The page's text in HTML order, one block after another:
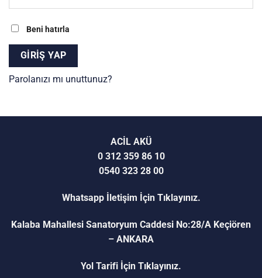
Beni hatırla
GIRIŞ YAP
Parolanızı mı unuttunuz?
ACİL AKÜ
0 312 359 86 10
0540 323 28 00
Whatsapp İletişim İçin Tıklayınız.
Kalaba Mahallesi Sanatoryum Caddesi No:28/A Keçiören
– ANKARA
Yol Tarifi İçin Tıklayınız.